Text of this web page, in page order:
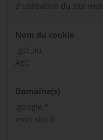
d'utilisation du site web
Nom du cookie
_gcl_au
AEC
Domaine(s)
.google.*
mon-site.fr